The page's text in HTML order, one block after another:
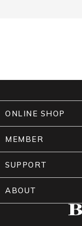
ONLINE SHOP
MEMBER
SUPPORT
ABOUT